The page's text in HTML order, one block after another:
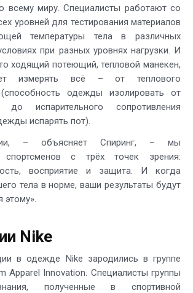
всему миру. Специалисты работают со
уровней для тестирования материалов
температуры тела в различных
при разных уровнях нагрузки. И
ходящий потеющий, тепловой манекен,
измерять всё – от теплового
(способность одежды изолировать от
до испарительного сопротивления
испарять пот).
– объясняет Спиринг, – мы
спортсменов с трёх точек зрения:
восприятие и защита. И когда
тела в норме, ваши результаты будут
этому».
Nike
в одежде Nike зародились в группе
Apparel Innovation. Специалисты группы
полученные в спортивной